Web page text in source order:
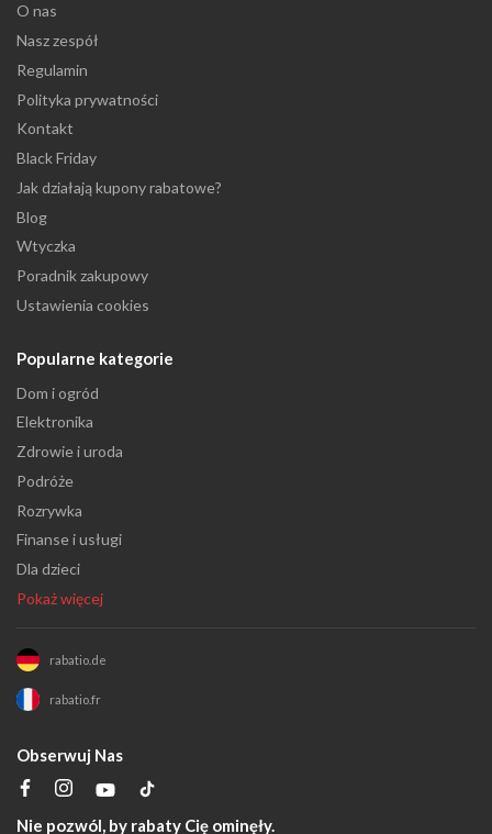
O nas
Nasz zespół
Regulamin
Polityka prywatności
Kontakt
Black Friday
Jak działają kupony rabatowe?
Blog
Wtyczka
Poradnik zakupowy
Ustawienia cookies
Popularne kategorie
Dom i ogród
Elektronika
Zdrowie i uroda
Podróże
Rozrywka
Finanse i usługi
Dla dzieci
Pokaż więcej
rabatio.de
rabatio.fr
Obserwuj Nas
Nie pozwól, by rabaty Cię ominęły.